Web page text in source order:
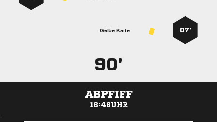
87’
Gelbe Karte
90'
ABPFIFF
16:46UHR
ANZEIGE